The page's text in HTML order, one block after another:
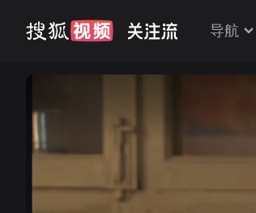
导航